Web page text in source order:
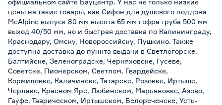
официальном сайте Бауцентр. У нас не только низкие
цены на такие товары, как Сифон для душевого поддона
MсAlрinе выпуск 80 мм высота 65 мм гофра труба 500 мм
выход 40/50 мм, но и быстрая доставка по Калининграду,
Краснодару, Омску, Новороссийску, Пушкино. Также
доступна доставка до пункта выдачи в Светлогорске,
Балтийске, Зеленоградске, Черняховске, Гусеве,
Советске, Пионерском, Светлом, Гвардейске,
Кормиловке, Каличинске, Татарске, Розовке, Иртыше,
Черлаке, Красном Яре, Любинском, Марьяновке, Азово,
Гауфе, Таврическом, Иртышском, Белореченске, Усть-